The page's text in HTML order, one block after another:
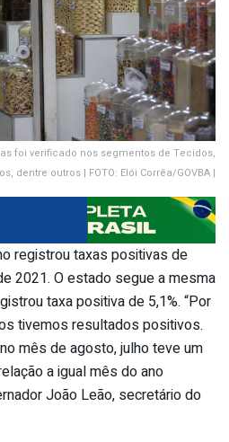
foi verificado nos segmentos de Tecidos,
dentre outros | FOTO: Elói Corrêa/GOVBA |
registrou taxas positivas de
2021. O estado segue a mesma
taxa positiva de 5,1%. “Por
tivemos resultados positivos.
mês de agosto, julho teve um
a igual mês do ano
João Leão, secretário do